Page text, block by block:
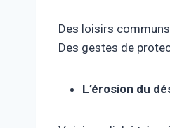
Des loisirs
Des gestes de
L’érosion du